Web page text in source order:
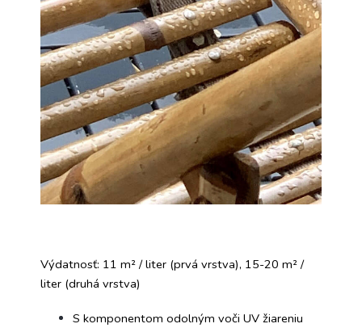
Výdatnosť: 11 m² / liter (prvá vrstva), 15-20 m² /
liter (druhá vrstva)
S komponentom odolným voči UV žiareniu